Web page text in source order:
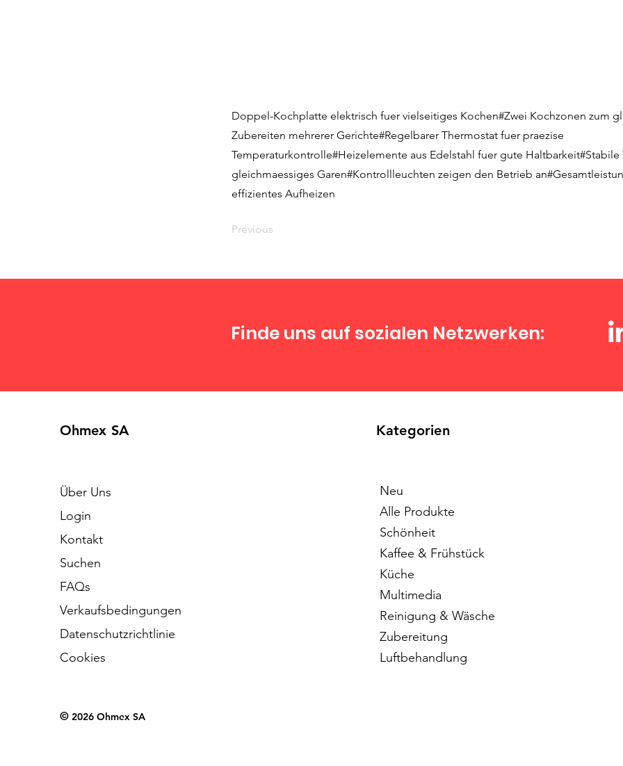
Doppel-Kochplatte elektrisch fuer vielseitiges Kochen#Zwei Kochzonen zum
Zubereiten mehrerer Gerichte#Regelbarer Thermostat fuer praezise
Temperaturkontrolle#Heizelemente aus Edelstahl fuer gute Haltbarkeit#Stabile
gleichmaessiges Garen#Kontrollleuchten zeigen den Betrieb
effizientes Aufheizen
Previous
Finde uns auf sozialen Netzwerken:
Ohmex SA
Über Uns
Login
Kontakt
Suchen
FAQs
Verkaufsbedingungen
Datenschutzrichtlinie
Cookies
© 2026 Ohmex SA
Kategorien
Neu
Alle Produkte
Schönheit
Kaffee & Frühstück
Küche
Multimedia
Reinigung & Wäsche
Zubereitung
Luftbehandlung